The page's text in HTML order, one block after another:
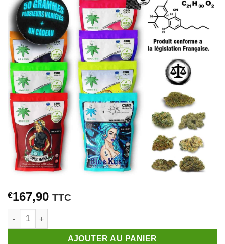
€167,90 TTC
quantité de Pack STONER CBD Fleurs [50 Grammes]
AJOUTER AU PANIER